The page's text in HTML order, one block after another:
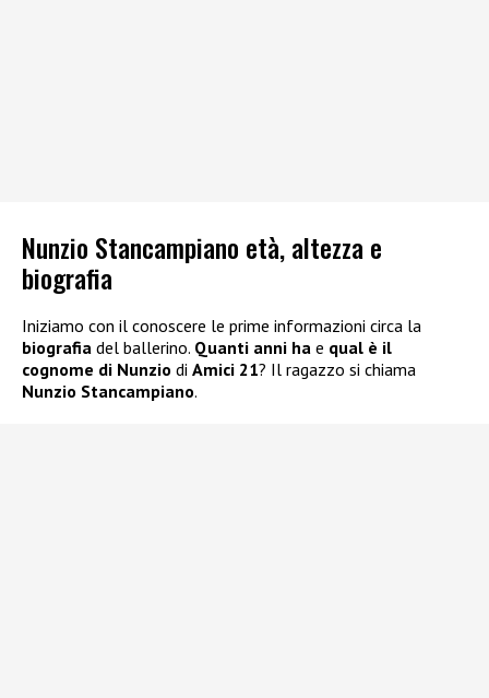
Nunzio Stancampiano età, altezza e
biografia
Iniziamo con il conoscere le prime informazioni circa la
biografia del ballerino. Quanti anni ha e qual è il
cognome di Nunzio di Amici 21? Il ragazzo si chiama
Nunzio Stancampiano.